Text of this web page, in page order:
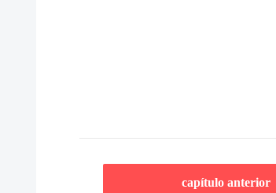
capítulo anterior